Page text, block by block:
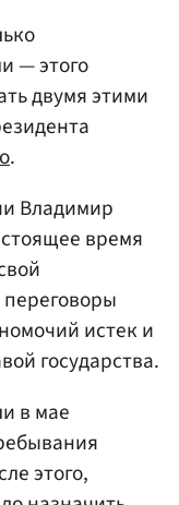
— этого
двумя этими
.
Владимир
время
истек и
государства.
в мае
этого,